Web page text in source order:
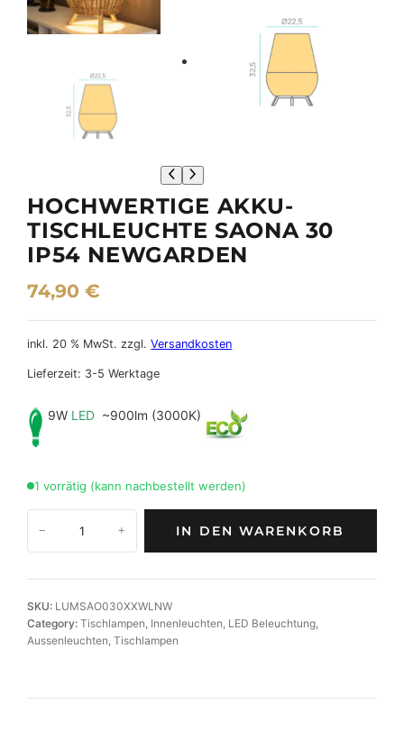
HOCHWERTIGE AKKU-
TISCHLEUCHTE SAONA 30
IP54 NEWGARDEN
74,90€
inkl. 20 % MwSt. zzgl.Versandkosten
Lieferzeit: 3-5 Werktage
9W LED ~900lm (3000K)
1 vorrätig (kann nachbestellt werden)
h
e
r
g
− + IN DEN WARENKORB
SKU: LUMSAO030XXWLNW
Category:Tischlampen Innenleuchten LED Beleuchtung
Aussenleuchten , Tischlampen